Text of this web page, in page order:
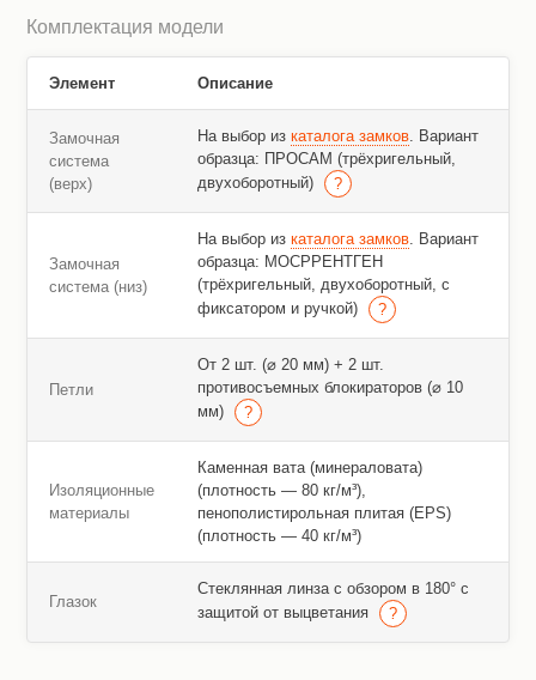
Комплектация модели
Элемент Описание
Замочная
система
(верх)
На выбор из каталога замков. Вариант
образца: ПРОСАМ (трёхригельный,
двухоборотный)
Замочная
система (низ)
На выбор из каталога замков. Вариант
образца: МОСРРЕНТГЕН
(трёхригельный, двухоборотный, с
фиксатором и ручкой)
Петли
От 2 шт. (⌀ 20 мм) + 2 шт.
противосъемных блокираторов (⌀ 10
мм)
Изоляционные
материалы
Каменная вата (минераловата)
(плотность — 80 кг/м³),
пенополистирольная плитая (EPS)
(плотность — 40 кг/м³)
Глазок
Стеклянная линза с обзором в 180° с
защитой от выцветания